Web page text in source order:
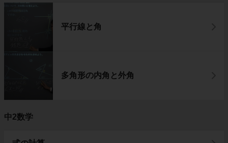
平行線と角
多角形の内角と外角
中2数学